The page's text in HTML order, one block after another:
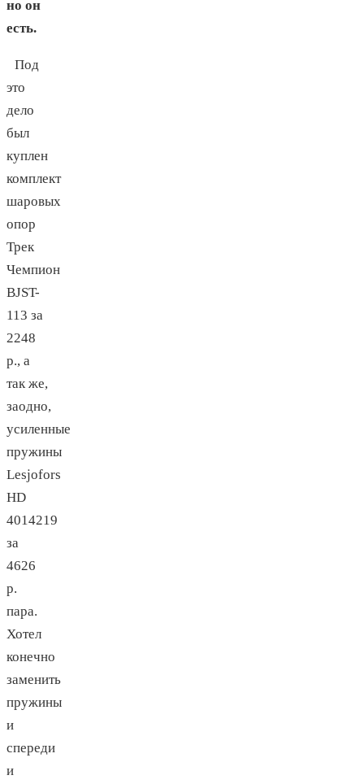
но он
есть.
Под
это
дело
был
куплен
комплект
шаровых
опор
Трек
Чемпион
BJST-
113 за
2248
р., а
так же,
заодно,
усиленные
пружины
Lesjofors
HD
4014219
за
4626
р.
пара.
Хотел
конечно
заменить
пружины
и
спереди
и